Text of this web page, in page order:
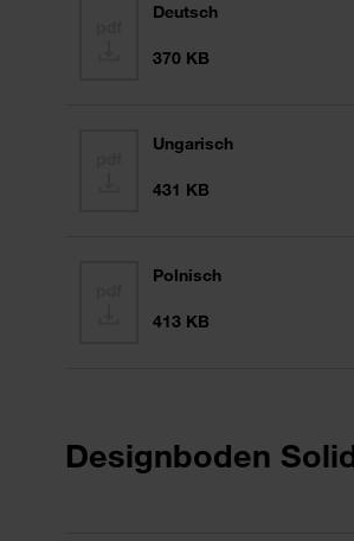
Deutsch
370 KB
Ungarisch
431 KB
Polnisch
413 KB
Designboden